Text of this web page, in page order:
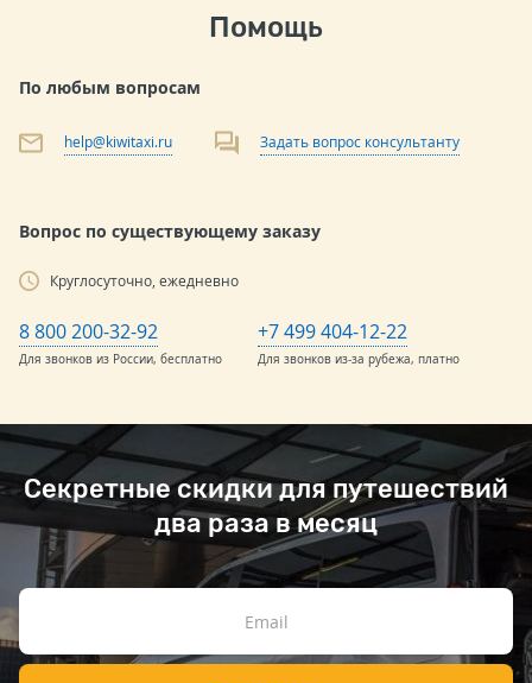
Помощь
По любым вопросам
help@kiwitaxi.ru Задать вопрос консультанту
Вопрос по существующему заказу
Круглосуточно, ежедневно
8 800 200-32-92
Для звонков из России, бесплатно
+7 499 404-12-22
Для звонков из-за рубежа, платно
Секретные скидки для путешествий
два раза в месяц